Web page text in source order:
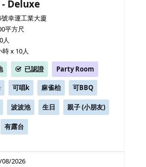
Deluxe
幸運工業大廈
平方尺
人
x 10人
已認證 Party Room
可唱k 麻雀枱 可BBQ
波波池 生日 親子 (小朋友)
有露台
08/2026